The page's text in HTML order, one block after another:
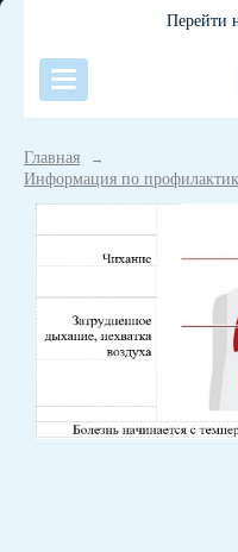
Перейти
Главная →
Информация по